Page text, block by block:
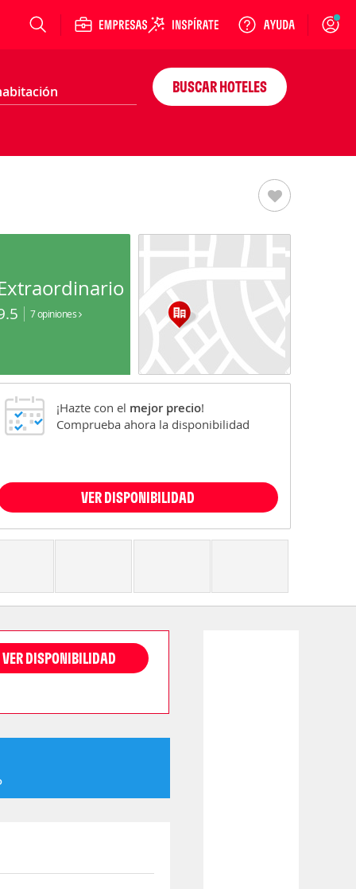
Login
BUSCAR HOTELES
7 opiniones
¡Hazte con el mejor precio!
Comprueba ahora la disponibilidad
VER DISPONIBILIDAD
VER DISPONIBILIDAD